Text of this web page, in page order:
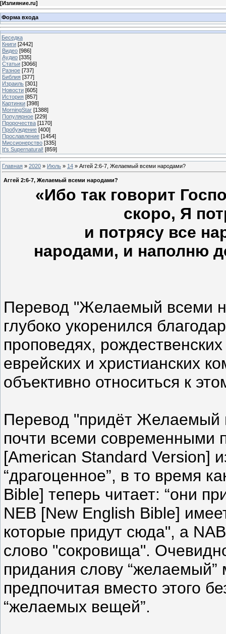
[Излияние.ru]
Форма входа
Беседка
Книги [2442]
Видео [986]
Аудио [335]
Статьи [3066]
Разное [737]
Библия [377]
Израиль [301]
Новости [605]
История [857]
Картинки [398]
MorningStar [1388]
Популярное [229]
Пророчества [1170]
Пробуждение [400]
Прославление [1454]
Миссионерство [335]
It's Supernatural! [859]
Главная » 2020 » Июль » 14 » Аггей 2:6-7, Желаемый всеми народами?
Аггей 2:6-7, Желаемый всеми народами?
«Ибо так говорит
скоро, Я
и потрясу все
народами, и наполню
Перевод "Желаемый всеми
глубоко укоренился
проповедях,
еврейских и христианских
объективно относиться к
Перевод "придёт Желаемый
почти всеми современными
[American Standard Version]
“драгоценное”, в то время
Bible] теперь читает: “они
NEB [New English Bible]
которые придут сюда", а
слово "сокровища".
придания слову “желаемый”
предпочитая вместо этого
“желаемых вещей”.